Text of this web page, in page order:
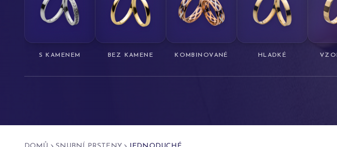
S KAMENEM BEZ KAMENE KOMBINOVANÉ HLADKÉ